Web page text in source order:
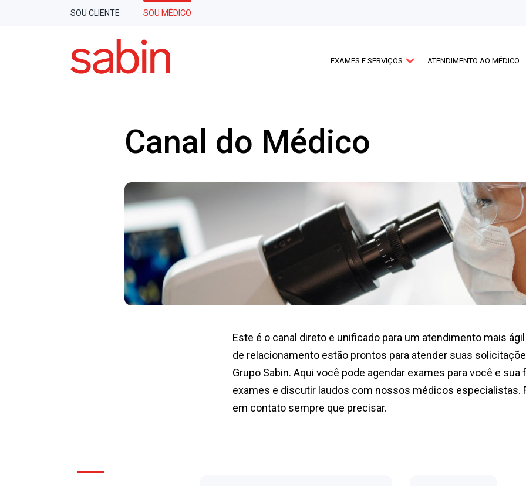
SOU CLIENTE SOU MÉDICO
EXAMES E SERVIÇOS
PATOLÓGICA
ATENDIMENTO AO MÉDICO
Canal do Médico
Este é o canal direto e unificado para um atendimento mais
de relacionamento estão prontos para atender suas
Grupo Sabin. Aqui você pode agendar exames para você e
exames e discutir laudos com nossos médicos especialistas.
em contato sempre que precisar.